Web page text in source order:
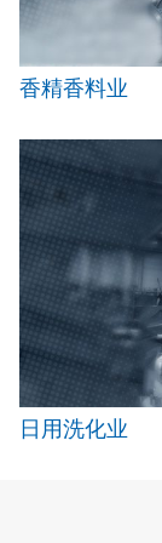
香精香料业
日用洗化业